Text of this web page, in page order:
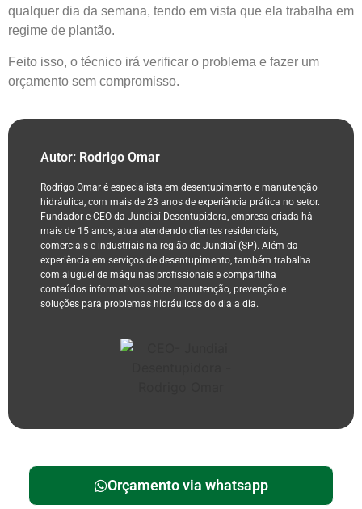
qualquer dia da semana, tendo em vista que ela trabalha em
regime de plantão.
Feito isso, o técnico irá verificar o problema e fazer um
orçamento sem compromisso.
Autor: Rodrigo Omar
Rodrigo Omar é especialista em desentupimento e manutenção
hidráulica, com mais de 23 anos de experiência prática no setor.
Fundador e CEO da Jundiaí Desentupidora, empresa criada há
mais de 15 anos, atua atendendo clientes residenciais,
comerciais e industriais na região de Jundiaí (SP). Além da
experiência em serviços de desentupimento, também trabalha
com aluguel de máquinas profissionais e compartilha
conteúdos informativos sobre manutenção, prevenção e
soluções para problemas hidráulicos do dia a dia.
Orçamento via whatsapp